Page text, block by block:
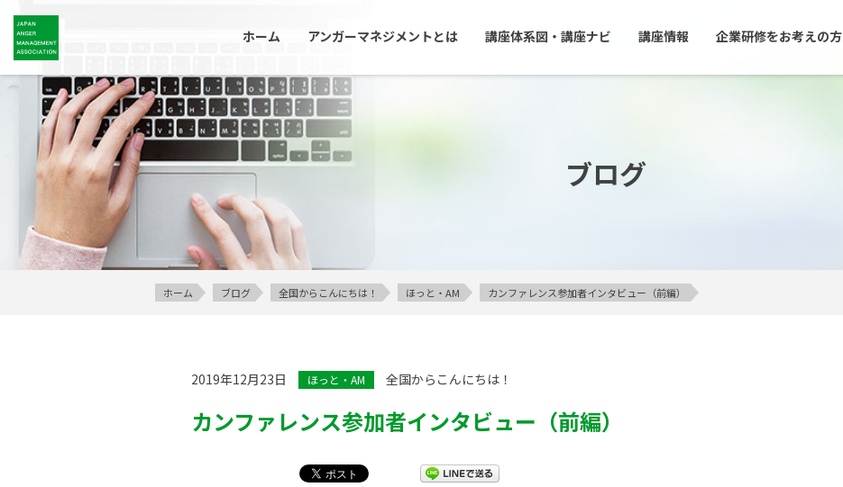
ホーム アンガーマネジメントとは 講座体系図・講座ナビ 講座情報 企業研修をお考えの方
ブログ
ホーム ブログ 全国からこんにちは！ ほっと・AM カンファレンス参加者インタビュー（前編）
2019年12月23日 ほっと・AM 全国からこんにちは！
カンファレンス参加者インタビュー（前編）